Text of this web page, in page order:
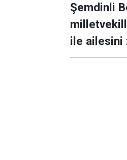
Şemdinli
ile ailesini